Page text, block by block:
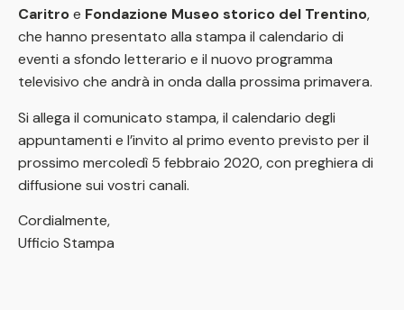
Caritroe Fondazione Museo storico del Trentino,
che hanno presentato alla stampa il calendario di
eventi a sfondo letterario e il nuovo programma
televisivo che andrà in onda dalla prossima primavera.
Si allega il comunicato stampa, il calendario degli
appuntamenti e l’invito al primo evento previsto per il
prossimo mercoledì 5 febbraio 2020, con preghiera di
diffusione sui vostri canali.
Cordialmente,
Ufficio Stampa